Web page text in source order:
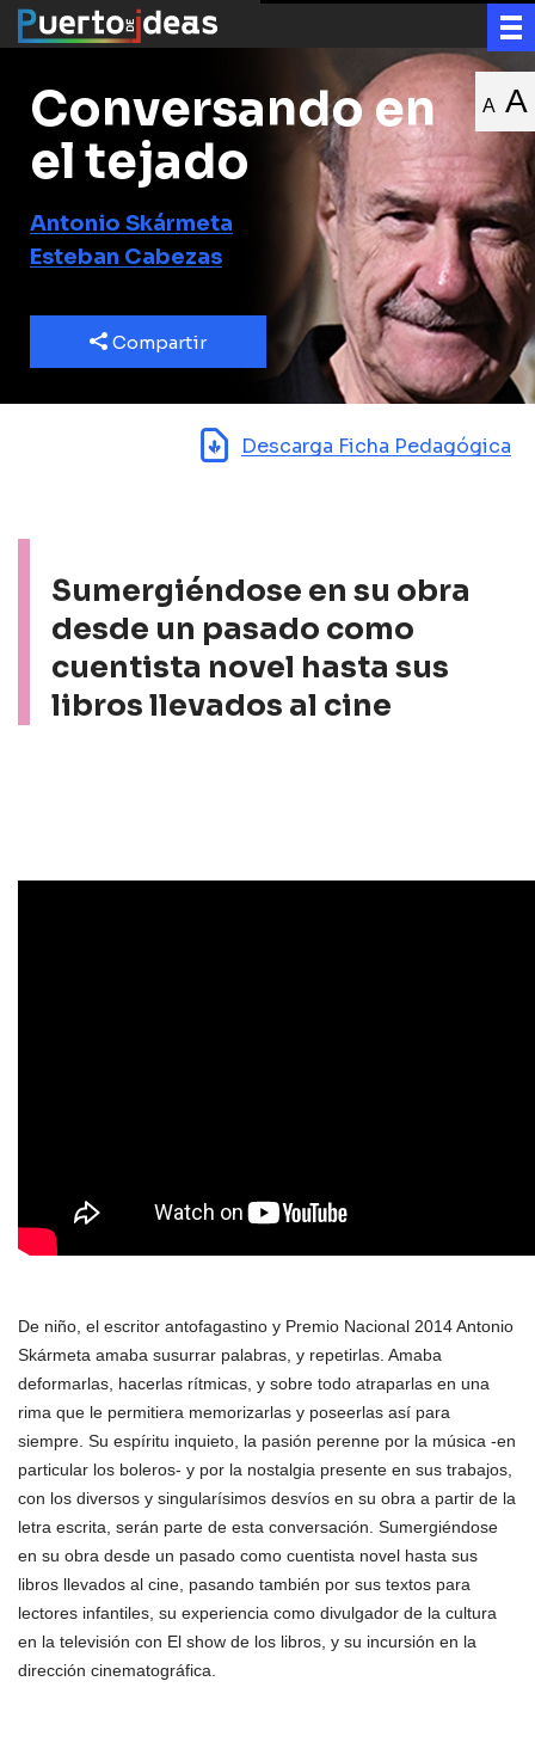
A A
Conversando en
el tejado
Antonio Skármeta
Esteban Cabezas
Compartir
Descarga Ficha Pedagógica
Sumergiéndose en su obra
desde un pasado como
cuentista novel hasta sus
libros llevados al cine
De niño, el escritor antofagastino y Premio Nacional 2014 Antonio
Skármeta amaba susurrar palabras, y repetirlas. Amaba
deformarlas, hacerlas rítmicas, y sobre todo atraparlas en una
rima que le permitiera memorizarlas y poseerlas así para
siempre. Su espíritu inquieto, la pasión perenne por la música -en
particular los boleros- y por la nostalgia presente en sus trabajos,
con los diversos y singularísimos desvíos en su obra a partir de la
letra escrita, serán parte de esta conversación. Sumergiéndose
en su obra desde un pasado como cuentista novel hasta sus
libros llevados al cine, pasando también por sus textos para
lectores infantiles, su experiencia como divulgador de la cultura
en la televisión con El show de los libros, y su incursión en la
dirección cinematográfica.